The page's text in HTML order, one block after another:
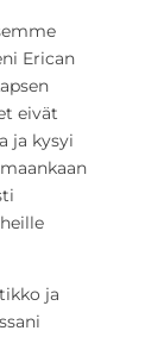
Erican
eivät
ja kysyi
ja